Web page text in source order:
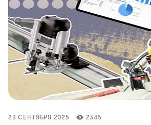
23 СЕНТЯБРЯ 2025 2345